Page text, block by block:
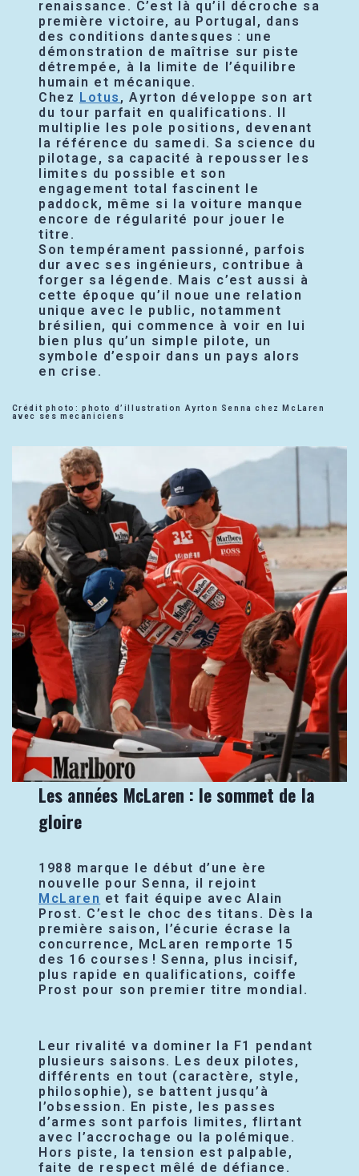
renaissance. C’est là qu’il décroche sa
première victoire, au Portugal, dans
des conditions dantesques : une
démonstration de maîtrise sur piste
détrempée, à la limite de l’équilibre
humain et mécanique.
Chez Lotus , Ayrton développe son art
du tour parfait en qualifications. Il
multiplie les pole positions, devenant
la référence du samedi. Sa science du
pilotage, sa capacité à repousser les
limites du possible et son
engagement total fascinent le
paddock, même si la voiture manque
encore de régularité pour jouer le
titre.
Son tempérament passionné, parfois
dur avec ses ingénieurs, contribue à
forger sa légende. Mais c’est aussi à
cette époque qu’il noue une relation
unique avec le public, notamment
brésilien, qui commence à voir en lui
bien plus qu’un simple pilote, un
symbole d’espoir dans un pays alors
en crise.
Crédit photo: photo d’illustration Ayrton Senna chez McLaren
avec ses mecaniciens
Les années McLaren : le sommet de la
gloire
1988 marque le début d’une ère
nouvelle pour Senna, il rejoint
McLaren et fait équipe avec Alain
Prost. C’est le choc des titans. Dès la
première saison, l’écurie écrase la
concurrence, McLaren remporte 15
des 16 courses ! Senna, plus incisif,
plus rapide en qualifications, coiffe
Prost pour son premier titre mondial.
Leur rivalité va dominer la F1 pendant
plusieurs saisons. Les deux pilotes,
différents en tout (caractère, style,
philosophie), se battent jusqu’à
l’obsession. En piste, les passes
d’armes sont parfois limites, flirtant
avec l’accrochage ou la polémique.
Hors piste, la tension est palpable,
faite de respect mêlé de défiance.